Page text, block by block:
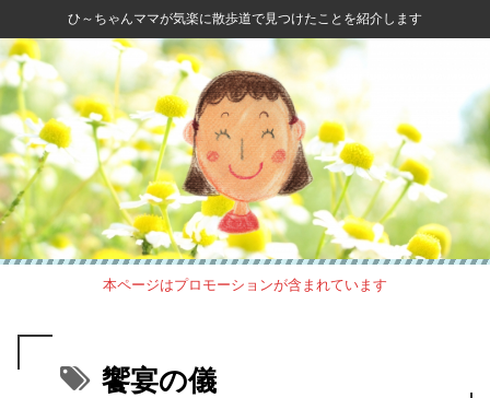
ひ～ちゃんママが気楽に散歩道で見つけたことを紹介します
本ページはプロモーションが含まれています
饗宴の儀